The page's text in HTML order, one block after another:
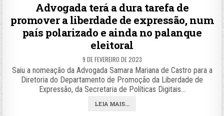
Advogada terá a dura tarefa de
promover a liberdade de expressão, num
país polarizado e ainda no palanque
eleitoral
9 DE FEVEREIRO DE 2023
Saiu a nomeação da Advogada Samara Mariana de Castro para a
Diretoria do Departamento de Promoção da Liberdade de
Expressão, da Secretaria de Políticas Digitais…
LEIA MAIS...